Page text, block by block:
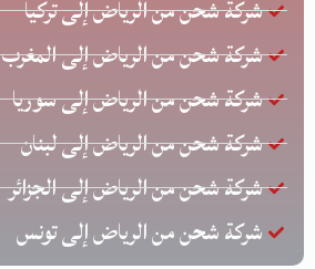
شركة شحن من الرياض إلى تركيا
شركة شحن من الرياض إلى المغرب
شركة شحن من الرياض إلى سوريا
شركة شحن من الرياض إلى لبنان
شركة شحن من الرياض إلى الجزائر
شركة شحن من الرياض إلى تونس